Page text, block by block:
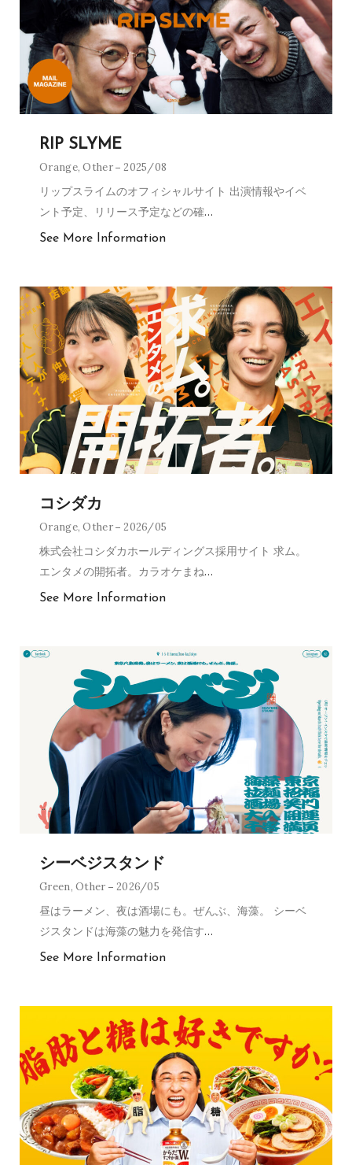
RIP SLYME
Orange,Other 2025/08
リップスライムのオフィシャルサイト 出演情報やイベ
ント予定、リリース予定などの確…
See More Information
コシダカ
Orange,Other 2026/05
株式会社コシダカホールディングス採用サイト 求ム。
エンタメの開拓者。カラオケまね…
See More Information
シーベジスタンド
Green,Other 2026/05
昼はラーメン、夜は酒場にも。ぜんぶ、海藻。 シーベ
ジスタンドは海藻の魅力を発信す…
See More Information